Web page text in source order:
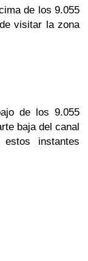
de los 9.055
visitar la zona
de los 9.055
baja del canal
instantes